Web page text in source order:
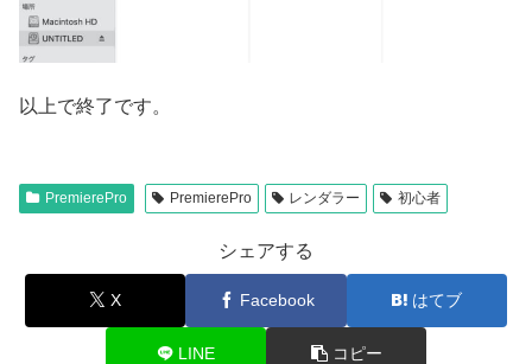
以上で終了です。
PremierePro PremierePro レンダラー 初心者
シェアする
X Facebook はてブ
LINE コピー